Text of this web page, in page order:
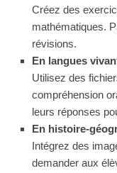
Créez des
mathématiques.
révisions.
En langues
Utilisez des
compréhension
leurs réponses
En histoire-
Intégrez des
demander aux